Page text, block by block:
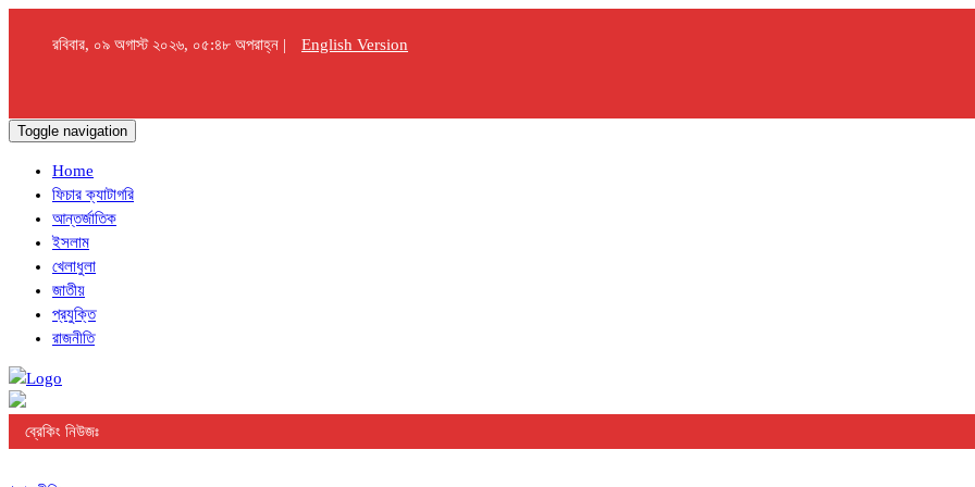
রবিবার, ০৯ অগাস্ট ২০২৬, ০৫:৪৮ অপরাহ্ন | English Version
Toggle navigation
Home
ফিচার ক্যাটাগরি
আন্তর্জাতিক
ইসলাম
খেলাধুলা
জাতীয়
প্রযুক্তি
রাজনীতি
ব্রেকিং নিউজঃ